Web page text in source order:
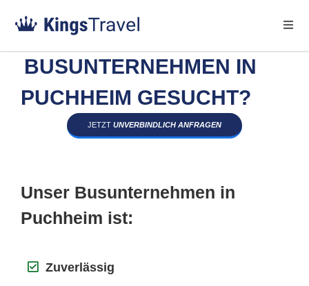
BUSUNTERNEHMEN IN
PUCHHEIM GESUCHT?
JETZT UNVERBINDLICH ANFRAGEN
Unser Busunternehmen in
Puchheim ist:
Zuverlässig